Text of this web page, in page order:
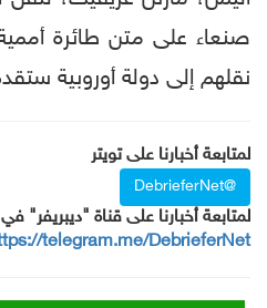
صنعاء على متن طائرة أممية
نقلهم إلى دولة أوروبية
لمتابعة أخبارنا على تويتر
@DebrieferNet
لمتابعة أخبارنا على قناة "ديبريفر" في
telegram.me/DebrieferNet